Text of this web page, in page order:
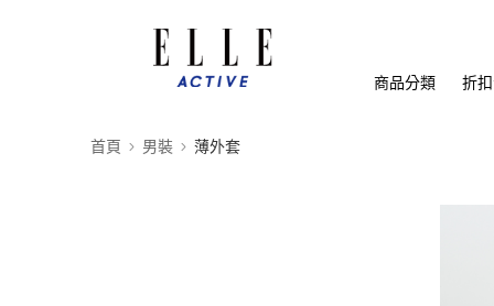
商品分類 折
首頁 男裝 薄外套